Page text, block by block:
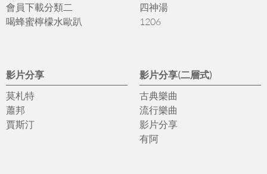
會員下載分類二
喝蜂蜜檸檬水歐趴
四神湯
1206
影片分享
莫札特
蕭邦
賈斯汀
影片分享(二層式)
古典樂曲
流行樂曲
影片分享
有阿